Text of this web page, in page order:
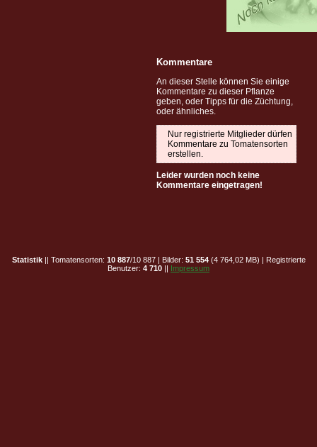
Kommentare
An dieser Stelle können Sie einige
Kommentare zu dieser Pflanze
geben, oder Tipps für die Züchtung,
oder ähnliches.
Nur registrierte Mitglieder dürfen
Kommentare zu Tomatensorten
erstellen.
Leider wurden noch keine
Kommentare eingetragen!
Statistik|| Tomatensorten: 10 887/10 887 | Bilder: 51 554(4 764,02 MB) | Registrierte
Benutzer: 4 710 || Impressum